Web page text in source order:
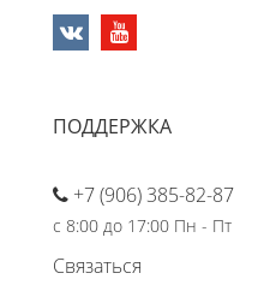
ПОДДЕРЖКА
+7 (906) 385-82-87
с 8:00 до 17:00 Пн - Пт
Связаться